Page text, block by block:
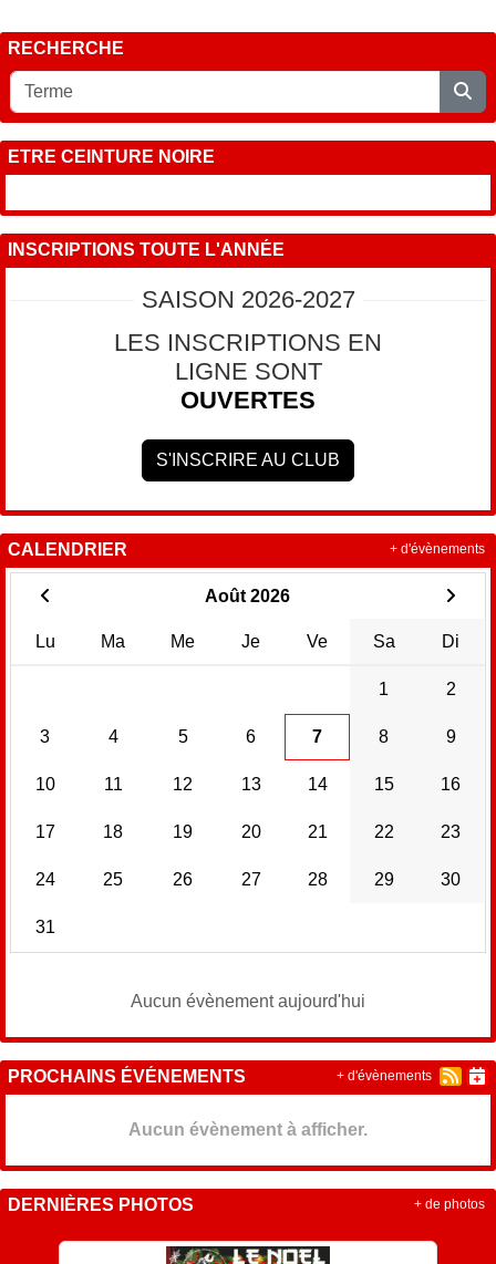
RECHERCHE
ETRE CEINTURE NOIRE
INSCRIPTIONS TOUTE L'ANNÉE
SAISON 2026-2027
LES INSCRIPTIONS EN
LIGNE SONT
OUVERTES
S'INSCRIRE AU CLUB
CALENDRIER
Août 2026
Lu Ma Me Je Ve Sa Di
1 2
3 4 5 6 7 8 9
10 11 12 13 14 15 16
17 18 19 20 21 22 23
24 25 26 27 28 29 30
31
Aucun évènement aujourd'hui
+ d'évènements
PROCHAINS ÉVÉNEMENTS
Aucun évènement à afficher.
+ d'évènements
DERNIÈRES PHOTOS + de photos